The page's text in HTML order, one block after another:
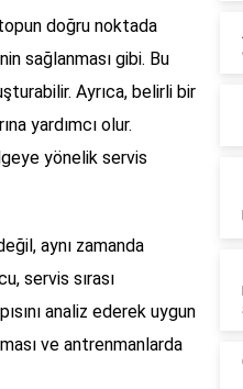
topun doğru noktada
sağlanması gibi. Bu
Ayrıca, belirli bir
yardımcı olur.
yönelik servis
aynı zamanda
servis sırası
analiz ederek uygun
ve antrenmanlarda